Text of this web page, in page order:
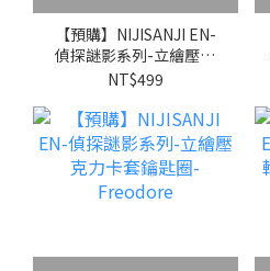
【預購】NIJISANJI EN-
偵探謎影系列-立繪壓克
力磚-Freodore
NT$499